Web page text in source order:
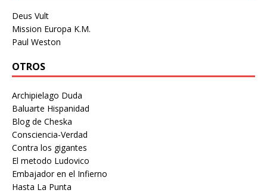
Deus Vult
Mission Europa K.M.
Paul Weston
OTROS
Archipielago Duda
Baluarte Hispanidad
Blog de Cheska
Consciencia-Verdad
Contra los gigantes
El metodo Ludovico
Embajador en el Infierno
Hasta La Punta